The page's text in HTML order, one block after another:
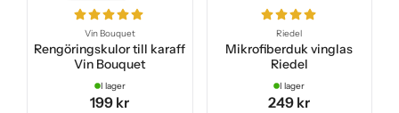
Vin Bouquet
Rengöringskulor till karaff
Vin Bouquet
I lager
199 kr
Riedel
Mikrofiberduk vinglas
Riedel
I lager
249 kr